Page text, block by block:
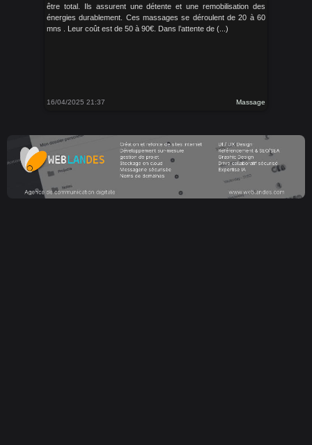
être total. Ils assurent une détente et une remobilisation des
énergies durablement. Ces massages se déroulent de 20 à 60
mns . Leur coût est de 50 à 90€. Dans l’attente de (...)
16/04/2025 21:37 Massage